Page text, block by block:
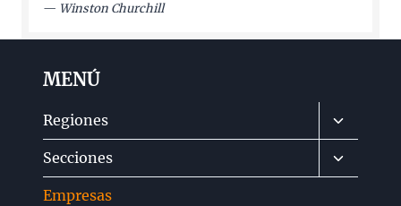
— Winston Churchill
MENÚ
Regiones
Alternar
menú
hijo
Secciones
Alternar
menú
Empresas